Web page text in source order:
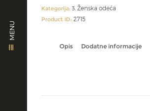
MENU
Kategorija: 3. Ženska odeća
Product ID: 2715
Opis Dodatne informacije